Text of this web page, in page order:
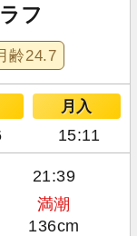
フ
齢24.7
月入
15:11
21:39
満潮
136cm